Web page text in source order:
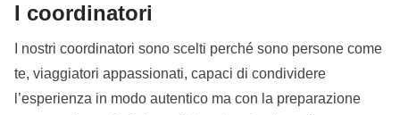
I coordinatori
I nostri coordinatori sono scelti perché sono persone come
te, viaggiatori appassionati, capaci di condividere
l’esperienza in modo autentico ma con la preparazione